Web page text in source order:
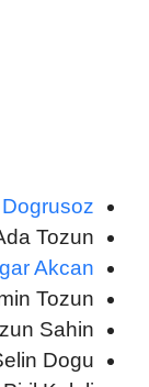
Tozun
Akcan
Tozun
Sahin
Dogu